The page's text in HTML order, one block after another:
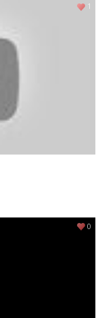
1
0